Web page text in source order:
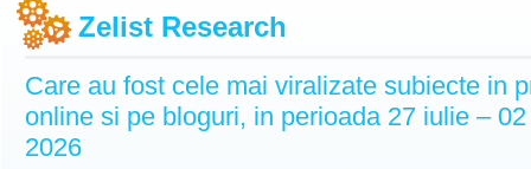
Zelist Research
Care au fost cele mai viralizate subiecte in
online si pe bloguri, in perioada 27 iulie –
2026